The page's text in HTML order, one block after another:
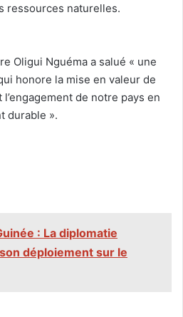
ressources naturelles.
Oligui Nguéma a salué « une
honore la mise en valeur de
de notre pays en
durable ».
: La diplomatie
déploiement sur le